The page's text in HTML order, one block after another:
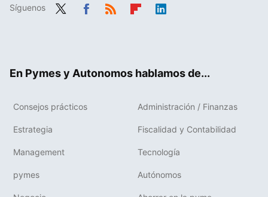
Síguenos
En Pymes y Autonomos hablamos de...
Consejos prácticos Administración / Finanzas
Estrategia Fiscalidad y Contabilidad
Management Tecnología
pymes Autónomos